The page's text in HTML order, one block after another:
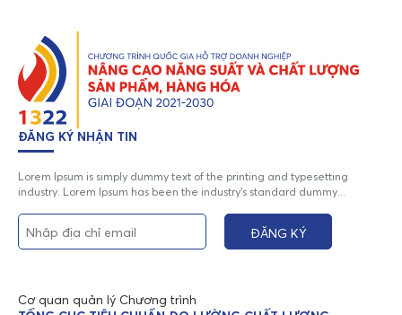
ĐĂNG KÝ NHẬN TIN
Lorem Ipsum is simply dummy text of the printing and typesetting
industry. Lorem Ipsum has been the industry's standard dummy...
Cơ quan quản lý Chương trình